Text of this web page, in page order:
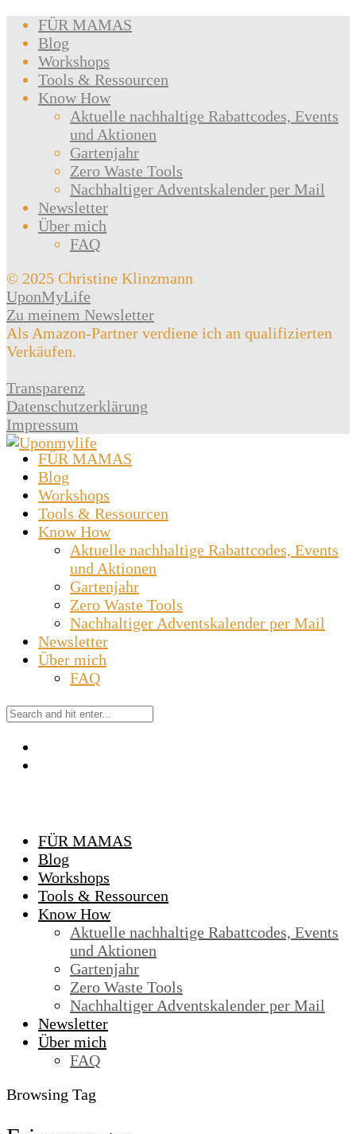
FÜR MAMAS
Blog
Workshops
Tools & Ressourcen
Know How
Aktuelle nachhaltige Rabattcodes, Events
und Aktionen
Gartenjahr
Zero Waste Tools
Nachhaltiger Adventskalender per Mail
Newsletter
Über mich
FAQ
© 2025 Christine Klinzmann
UponMyLife
Zu meinem Newsletter
Als Amazon-Partner verdiene ich an qualifizierten
Verkäufen.
Transparenz
Datenschutzerklärung
Impressum
FÜR MAMAS
Blog
Workshops
Tools & Ressourcen
Know How
Aktuelle nachhaltige Rabattcodes, Events
und Aktionen
Gartenjahr
Zero Waste Tools
Nachhaltiger Adventskalender per Mail
Newsletter
Über mich
FAQ
FÜR MAMAS
Blog
Workshops
Tools & Ressourcen
Know How
Aktuelle nachhaltige Rabattcodes, Events
und Aktionen
Gartenjahr
Zero Waste Tools
Nachhaltiger Adventskalender per Mail
Newsletter
Über mich
FAQ
Browsing Tag